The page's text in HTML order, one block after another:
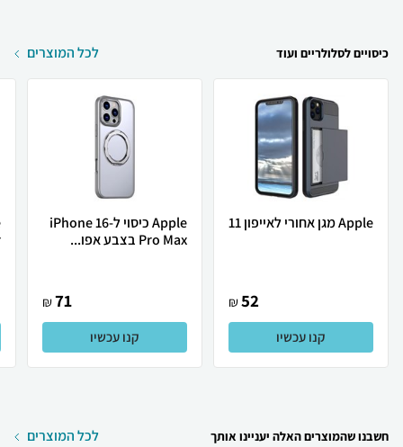
כיסויים לסלולריים ועוד לכל המוצרים
Apple מגן אחורי לאייפון 11
52
₪
קנו עכשיו
Apple כיסוי ל-iPhone 16
Pro Max בצבע אפו...
71
₪
קנו עכשיו
חשבנו שהמוצרים האלה יעניינו אותך לכל המוצרים